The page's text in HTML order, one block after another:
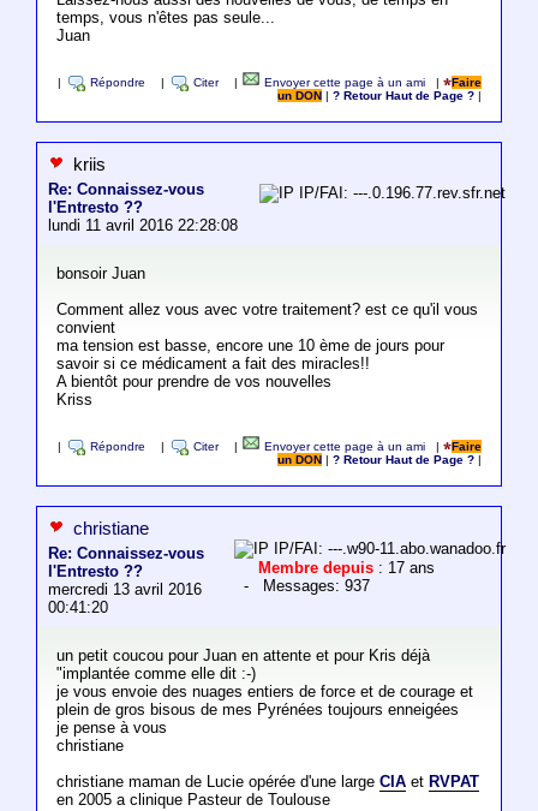
temps, vous n'êtes pas seule...
Juan
Répondre Citer Envoyer cette page à un ami |
Faire
un DON
|? Retour Haut de Page ?
kriis
Re: Connaissez-vous
l'Entresto ??
lundi 11 avril 2016 22:28:08
IP/FAI: ---.0.196.77.rev.sfr.net
bonsoir Juan
Comment allez vous avec votre traitement? est ce qu'il vous
convient
ma tension est basse, encore une 10 ème de jours pour
savoir si ce médicament a fait des miracles!!
A bientôt pour prendre de vos nouvelles
Kriss
Répondre Citer Envoyer cette page à un ami |
Faire
un DON
|? Retour Haut de Page ?
christiane
Re: Connaissez-vous
l'Entresto ??
mercredi 13 avril 2016
00:41:20
IP/FAI: ---.w90-11.abo.wanadoo.fr
Membre depuis : 17 ans
- Messages: 937
un petit coucou pour Juan en attente et pour Kris déjà
"implantée comme elle dit :-)
je vous envoie des nuages entiers de force et de courage et
plein de gros bisous de mes Pyrénées toujours enneigées
je pense à vous
christiane
christiane maman de Lucie opérée d'une large CIAet RVPAT
en 2005 a clinique Pasteur de Toulouse